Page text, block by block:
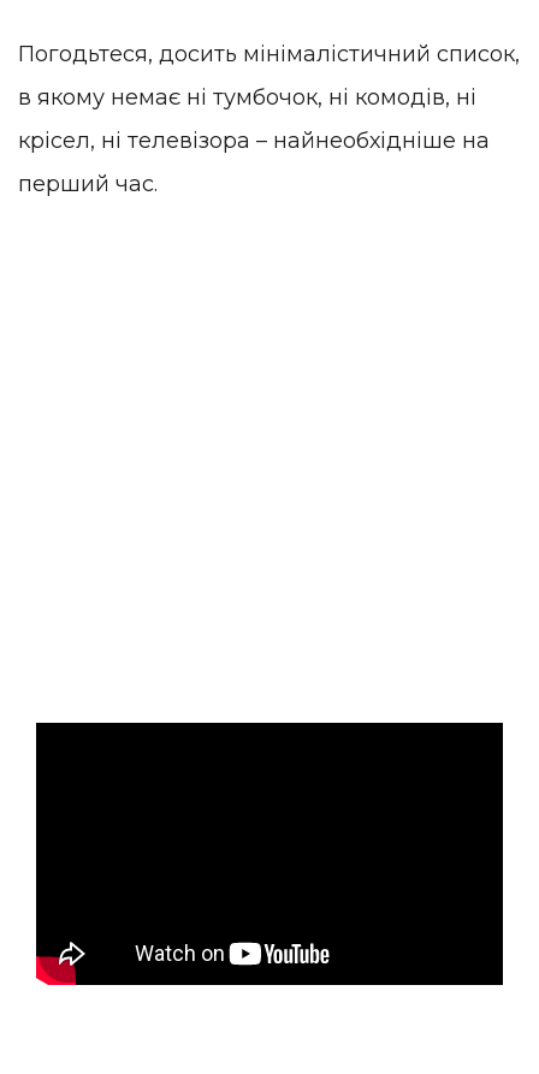
Погодьтеся, досить мінімалістичний список,
в якому немає ні тумбочок, ні комодів, ні
крісел, ні телевізора – найнеобхідніше на
перший час.